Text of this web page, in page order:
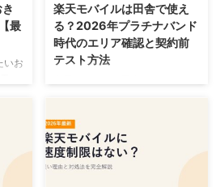
最
いお
。
楽天モバイルは田舎で使え
る？2026年プラチナバンド
時代のエリア確認と契約前
テスト方法
がる？2026年最新事情とエリア
確認方法など、手順・注意点を詳
しく説明します。【2026年版】